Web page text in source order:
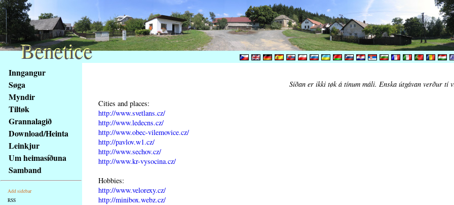
obsah
stránky
Klávesové
zkratky
tomto
webu
základní
Hlavní
strana
Inngangur
Søga
Myndir
Tiltøk
Grannalagið
Download/Heinta
Leinkjur
Um heimasíðuna
Samband
Add sidebar
RSS
Síðan er ikki tøk á tínum máli. Enska útgávan verður tí
Cities and places:
http://www.svetlans.cz/
http://www.ledecns.cz/
http://www.obec-vilemovice.cz/
http://pavlov.w1.cz/
http://www.sechov.cz/
http://www.kr-vysocina.cz/
Hobbies:
http://www.velorexy.cz/
http://minibox.webz.cz/
Benetice
Benetice